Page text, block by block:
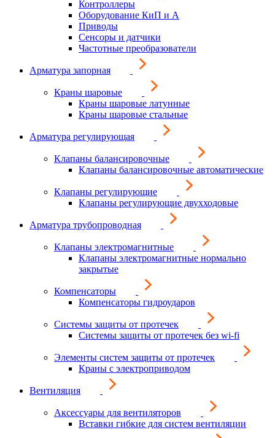
Контроллеры
Оборудование КиП и А
Приводы
Сенсоры и датчики
Частотные преобразователи
Арматура запорная
Краны шаровые
Краны шаровые латунные
Краны шаровые стальные
Арматура регулирующая
Клапаны балансировочные
Клапаны балансировочные автоматические
Клапаны регулирующие
Клапаны регулирующие двухходовые
Арматура трубопроводная
Клапаны электромагнитные
Клапаны электромагнитные нормально
закрытые
Компенсаторы
Компенсаторы гидроударов
Системы защиты от протечек
Системы защиты от протечек без wi-fi
Элементы систем защиты от протечек
Краны с электроприводом
Вентиляция
Аксессуары для вентиляторов
Вставки гибкие для систем вентиляции